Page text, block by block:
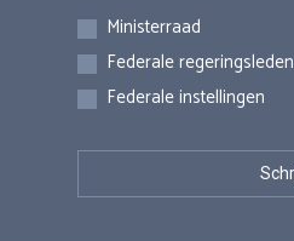
Inschrijvingen
Ministerraad
Federale regeringsleden
Federale instellingen